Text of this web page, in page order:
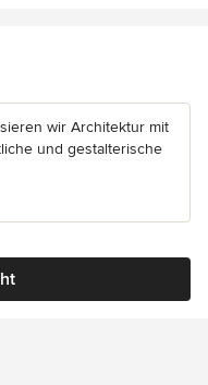
wir Architektur mit
und gestalterische